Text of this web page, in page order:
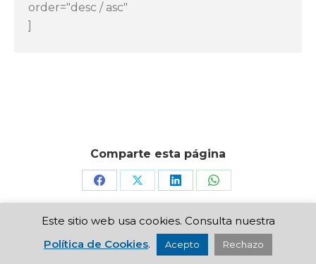
order="desc / asc"
]
Comparte esta página
Share Share Share
LinkedIn
Share
WhatsApp
Ruba S.L. 2017-2023 |Aviso Legal |Privacidad| Política de Envíos
Política de Cookies| Made inLa Luna
Este sitio web usa cookies. Consulta nuestra
Política de Cookies. Acepto Rechazo